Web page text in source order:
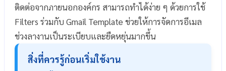
ติดต่อจากภายนอกองค์กร สามารถทำได้ง่าย ๆ ด้วยการใช้
Filters ร่วมกับ Gmail Template ช่วยให้การจัดการอีเมล
ช่วงลางานเป็นระเบียบและยืดหยุ่นมากขึ้น
สิ่งที่ควรรู้ก่อนเริ่มใช้งาน